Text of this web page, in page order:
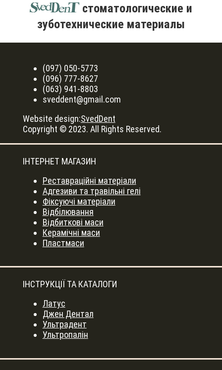
стоматологические и
зуботехнические материалы
(097) 050-5773
(096) 777-8627
(063) 941-8803
sveddent@gmail.com
Website design:SvedDent
Copyright © 2023. All Rights Reserved.
ІНТЕРНЕТ МАГАЗИН
Реставраційні матеріали
Адгезиви та травільні гелі
Фіксуючі матеріали
Відбілювання
Відбиткові маси
Керамічні маси
Пластмаси
ІНСТРУКЦІЇ ТА КАТАЛОГИ
Латус
Джен Дентал
Ультрадент
Ультропалін